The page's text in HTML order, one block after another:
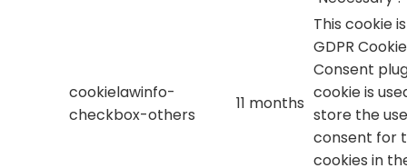
cookielawinfo-
checkbox-others
11 months
This cookie
GDPR Cookie
Consent
cookie is
store the
consent for
cookies in